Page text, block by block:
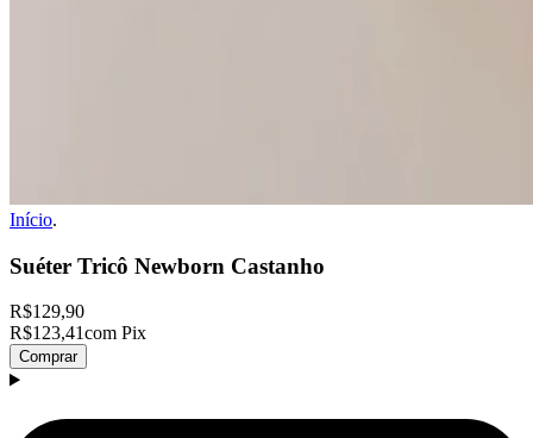
Início.
Suéter Tricô Newborn Castanho
R$129,90
R$123,41com Pix
Comprar